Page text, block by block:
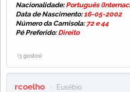
Nacionalidade:Português
Data de Nascimento:16-05-2002
Número da Camisola:72 e 44
Pé Preferido:Direito
(3 gostos)
rcoelho Eusébio